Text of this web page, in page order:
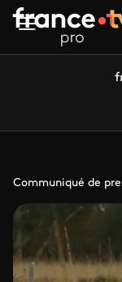
Aller au contenu
Communiqué de